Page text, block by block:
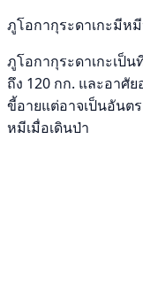
ภูโอกากุระดาเกะมีห
ภูโอกากุระดาเกะเป็
ถึง 120 กก. และอาศั
ขี้อายแต่อาจเป็นอันต
หมีเมื่อเดินป่า